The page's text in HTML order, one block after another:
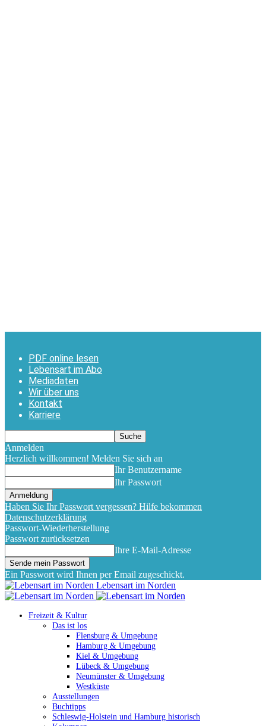
PDF online lesen
Lebensart im Abo
Mediadaten
Wir über uns
Kontakt
Karriere
Anmelden
Herzlich willkommen! Melden Sie sich an
Ihr Benutzername
Ihr Passwort
Haben Sie Ihr Passwort vergessen? Hilfe bekommen
Datenschutzerklärung
Passwort-Wiederherstellung
Passwort zurücksetzen
Ihre E-Mail-Adresse
Ein Passwort wird Ihnen per Email zugeschickt.
Lebensart im Norden
Freizeit & Kultur
Das ist los
Flensburg & Umgebung
Hamburg & Umgebung
Kiel & Umgebung
Lübeck & Umgebung
Neumünster & Umgebung
Westküste
Ausstellungen
Buchtipps
Schleswig-Holstein und Hamburg historisch